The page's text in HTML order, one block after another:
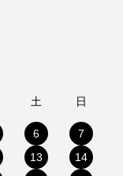
土 日
6
7
13
14